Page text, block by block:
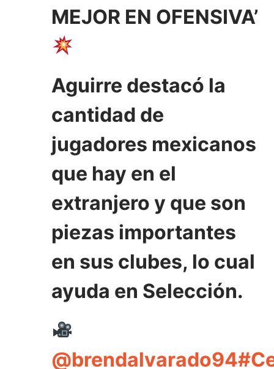
MEJOR EN OFENSIVA’
Aguirre destacó la
cantidad de
jugadores mexicanos
que hay en el
extranjero y que son
piezas importantes
en sus clubes, lo cual
ayuda en Selección.
@brendalvarado94